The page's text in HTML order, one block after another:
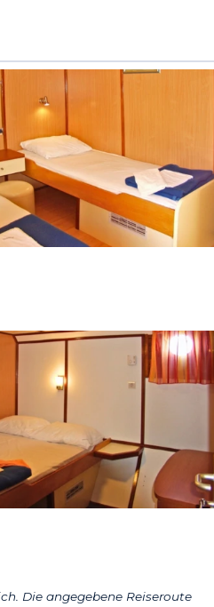
Die angegebene Reiseroute